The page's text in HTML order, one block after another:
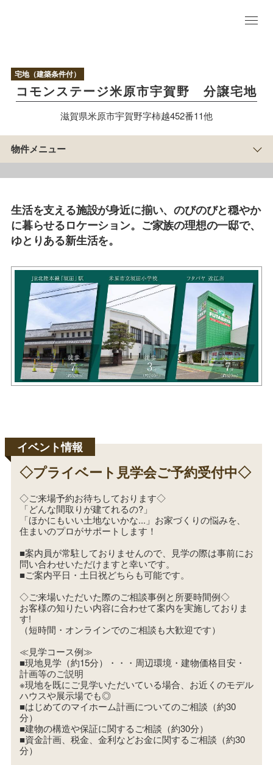
宅地（建築条件付）
コモンステージ米原市宇賀野 分譲宅地
滋賀県米原市宇賀野字柿越452番11他
物件メニュー
TO
現地写真／参考
報
アクセス／周辺
介
積水ハウスのすまい
づくり
物
件
要
生活を支える施設が身近に揃い、のびのびと穏やか
に暮らせるロケーション。ご家族の理想の一邸で、
ゆとりある新生活を。
◇プライベート見学会ご予約受付中◇
◇ご来場予約お待ちしております◇
「どんな間取りが建てれるの?」
「ほかにもいい土地ないかな...」お家づくりの悩みを、
住まいのプロがサポートします！
■案内員が常駐しておりませんので、見学の際は事前にお
問い合わせいただけますと幸いです。
■ご案内平日・土日祝どちらも可能です。
◇ご来場いただいた際のご相談事例と所要時間例◇
お客様の知りたい内容に合わせて案内を実施しておりま
す!
（短時間・オンラインでのご相談も大歓迎です）
≪見学コース例≫
■現地見学（約15分）・・・周辺環境・建物価格目安・
計画等のご説明
※現地を既にご見学いただいている場合、お近くのモデル
ハウスや展示場でも◎
■はじめてのマイホーム計画についてのご相談（約30
分）
■建物の構造や保証に関するご相談（約30分）
■資金計画、税金、金利などお金に関するご相談（約30
分）